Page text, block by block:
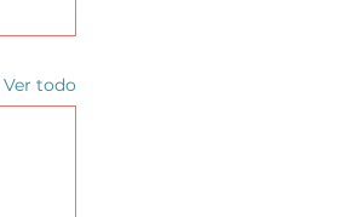
Ver todo